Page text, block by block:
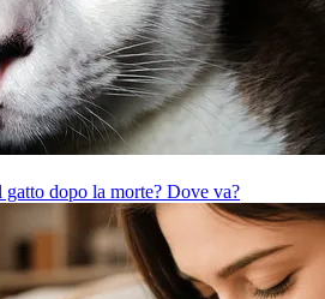
gatto dopo la morte? Dove va?